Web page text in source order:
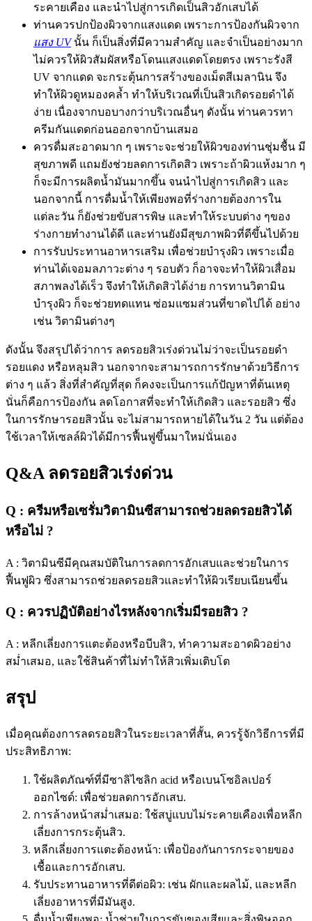
ระคายเคือง และนำไปสู่การเกิดเป็นสิวอักเสบได้
ท่านควรปกป้องผิวจากแสงแดด เพราะการป้องกันผิวจาก
แสง UVนั้น ก็เป็นสิ่งที่มีความสำคัญ และจำเป็นอย่างมาก
ไม่ควรให้ผิวสัมผัสหรือโดนแสงแดดโดยตรง เพราะรังสี
UV จากแดด จะกระตุ้นการสร้างของเม็ดสีเมลานิน จึง
ทำให้ผิวดูหมองคล้ำ ทำให้บริเวณที่เป็นสิวเกิดรอยดำได้
ง่าย เนื่องจากบอบางกว่าบริเวณอื่นๆ ดังนั้น ท่านควรทา
ครีมกันแดดก่อนออกจากบ้านเสมอ
ควรดื่มสะอาดมาก ๆ เพราะจะช่วยให้ผิวของท่านชุ่มชื้น มี
สุขภาพดี แถมยังช่วยลดการเกิดสิว เพราะถ้าผิวแห้งมาก ๆ
ก็จะมีการผลิตน้ำมันมากขึ้น จนนำไปสู่การเกิดสิว และ
นอกจากนี้ การดื่มน้ำให้เพียงพอที่ร่างกายต้องการใน
แต่ละวัน ก็ยังช่วยขับสารพิษ และทำให้ระบบต่าง ๆของ
ร่างกายทำงานได้ดี และท่านยังมีสุขภาพผิวที่ดีขึ้นไปด้วย
การรับประทานอาหารเสริม เพื่อช่วยบำรุงผิว เพราะเมื่อ
ท่านได้เจอมลภาวะต่าง ๆ รอบตัว ก็อาจจะทำให้ผิวเสื่อม
สภาพลงได้เร็ว จึงทำให้เกิดสิวได้ง่าย การทานวิตามิน
บำรุงผิว ก็จะช่วยทดแทน ซ่อมแซมส่วนที่ขาดไปได้ อย่าง
เช่น วิตามินต่างๆ
ดังนั้น จึงสรุปได้ว่าการ ลดรอยสิวเร่งด่วนไม่ว่าจะเป็นรอยดำ
รอยแดง หรือหลุมสิว นอกจากจะสามารถการรักษาด้วยวิธีการ
ต่าง ๆ แล้ว สิ่งที่สำคัญที่สุด ก็คงจะเป็นการแก้ปัญหาที่ต้นเหตุ
นั่นก็คือการป้องกัน ลดโอกาสที่จะทำให้เกิดสิว และรอยสิว ซึ่ง
ในการรักษารอยสิวนั้น จะไม่สามารถหายได้ในวัน 2 วัน แต่ต้อง
ใช้เวลาให้เซลล์ผิวได้มีการฟื้นฟูขึ้นมาใหม่นั่นเอง
Q&A ลดรอยสิวเร่งด่วน
Q : ครีมหรือเซรั่มวิตามินซีสามารถช่วยลดรอยสิวได้
หรือไม่ ?
A : วิตามินซีมีคุณสมบัติในการลดการอักเสบและช่วยในการ
ฟื้นฟูผิว ซึ่งสามารถช่วยลดรอยสิวและทำให้ผิวเรียบเนียนขึ้น
Q : ควรปฏิบัติอย่างไรหลังจากเริ่มมีรอยสิว ?
A : หลีกเลี่ยงการแตะต้องหรือบีบสิว, ทำความสะอาดผิวอย่าง
สม่ำเสมอ, และใช้สินค้าที่ไม่ทำให้สิวเพิ่มเติบโต
สรุป
เมื่อคุณต้องการลดรอยสิวในระยะเวลาที่สั้น, ควรรู้จักวิธีการที่มี
ประสิทธิภาพ:
ใช้ผลิตภัณฑ์ที่มีซาลิไซลิก acid หรือเบนโซอิลเปอร์
ออกไซด์: เพื่อช่วยลดการอักเสบ.
การล้างหน้าสม่ำเสมอ: ใช้สบู่แบบไม่ระคายเคืองเพื่อหลีก
เลี่ยงการกระตุ้นสิว.
หลีกเลี่ยงการแตะต้องหน้า: เพื่อป้องกันการกระจายของ
เชื้อและการอักเสบ.
รับประทานอาหารที่ดีต่อผิว: เช่น ผักและผลไม้, และหลีก
เลี่ยงอาหารที่มีมันสูง.